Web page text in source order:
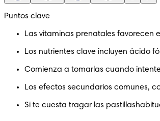
Puntos clave
Las vitaminas prenatales favorecen
Los nutrientes clave incluyen ácido
Comienza a tomarlas cuando
Los efectos secundarios comunes,
Si te cuesta tragar las